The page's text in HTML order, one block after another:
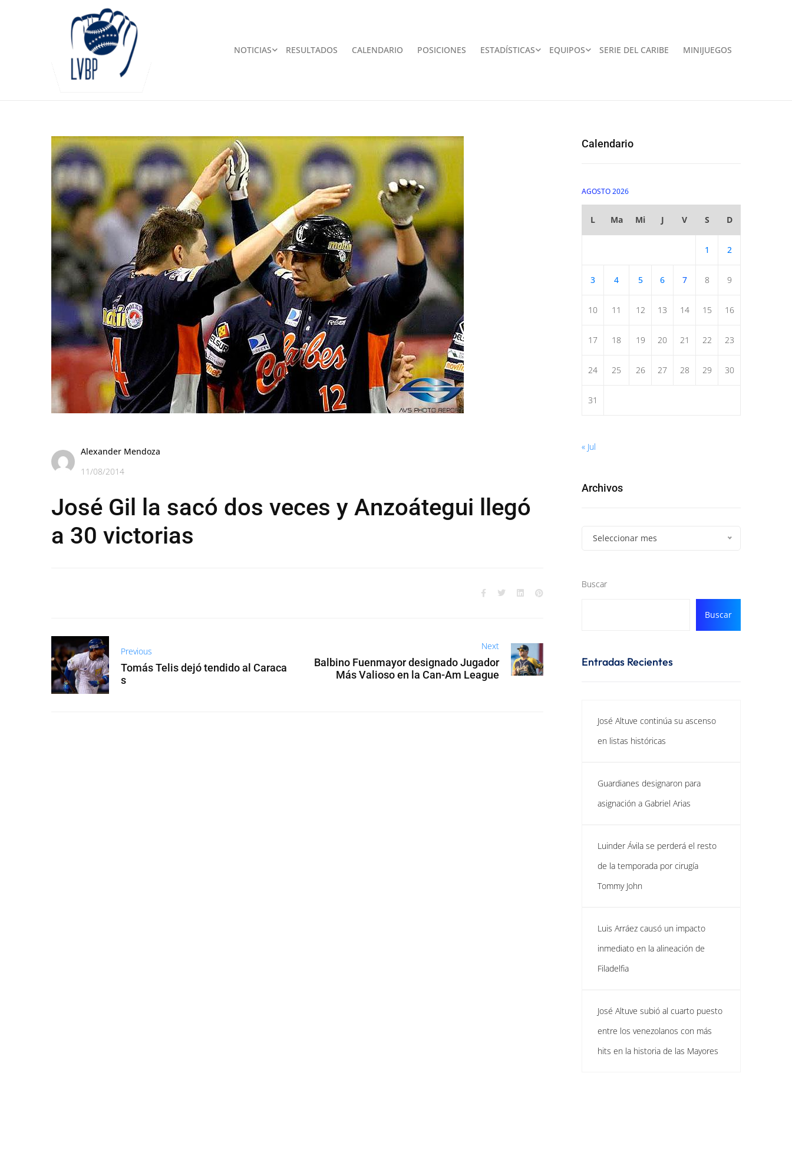
NOTICIAS RESULTADOS CALENDARIO POSICIONES ESTADÍSTICAS EQUIPOS SERIE DEL CARIBE MINIJUEGOS
Alexander Mendoza
11/08/2014
José Gil la sacó dos veces y Anzoátegui llegó
a 30 victorias
Previous
Tomás Telis dejó tendido al Caraca
s
Next
Balbino Fuenmayor designado Jugador
Más Valioso en la Can-Am League
Calendario
AGOSTO 2026
L Ma Mi J V S D
1 2
3 4 5 6 7 8 9
10 11 12 13 14 15 16
17 18 19 20 21 22 23
24 25 26 27 28 29 30
31
« Jul
Archivos
Seleccionar mes
Buscar
Buscar
Entradas Recientes
José Altuve continúa su ascenso
en listas históricas
Guardianes designaron para
asignación a Gabriel Arias
Luinder Ávila se perderá el resto
de la temporada por cirugía
Tommy John
Luis Arráez causó un impacto
inmediato en la alineación de
Filadelfia
José Altuve subió al cuarto puesto
entre los venezolanos con más
hits en la historia de las Mayores